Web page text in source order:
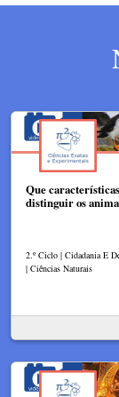
Que
distinguir os
2.º Ciclo | Cidadania E
| Ciências Naturais